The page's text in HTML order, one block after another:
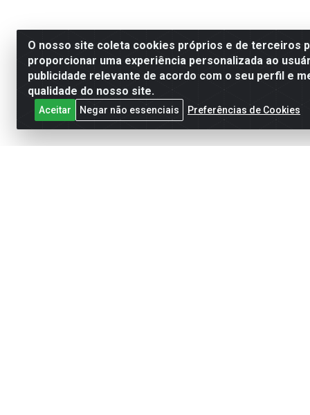
O nosso site coleta cookies próprios e de terceiros
proporcionar uma experiência personalizada ao
publicidade relevante de acordo com o seu perfil e
qualidade do nosso site.
Aceitar Negar não essenciais Preferências de Cookies